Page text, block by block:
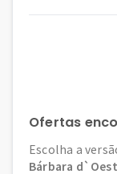
Ofertas
Escolha a
Bárbara